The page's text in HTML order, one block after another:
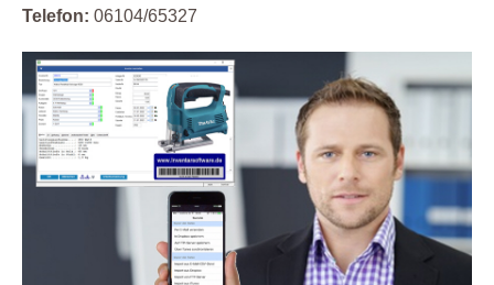
Telefon: 06104/65327